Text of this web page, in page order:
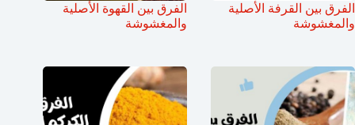
الفرق بين القرفة الأصلية
والمغشوشة
الفرق بين القهوة الأصلية
والمغشوشة